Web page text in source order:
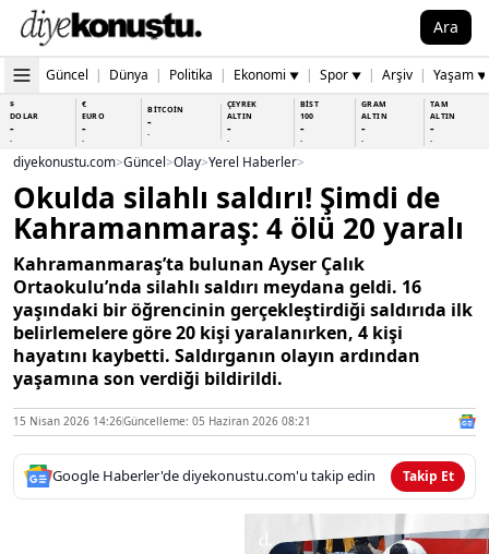
Ara
Güncel | Dünya | Politika | Ekonomi ▼ | Spor ▼ | Arşiv | Yaşam ▼
$
DOLAR
-
-
€
EURO
-
-
BİTCOİN
-
-
ÇEYREK
ALTIN
-
-
BİST
100
-
-
GRAM
ALTIN
-
-
TAM
ALTIN
-
-
diyekonustu.com>Güncel>Olay>Yerel Haberler>
Okulda silahlı saldırı! Şimdi de
Kahramanmaraş: 4 ölü 20 yaralı
Kahramanmaraş’ta bulunan Ayser Çalık
Ortaokulu’nda silahlı saldırı meydana geldi. 16
yaşındaki bir öğrencinin gerçekleştirdiği saldırıda ilk
belirlemelere göre 20 kişi yaralanırken, 4 kişi
hayatını kaybetti. Saldırganın olayın ardından
yaşamına son verdiği bildirildi.
15 Nisan 2026 14:26Güncelleme: 05 Haziran 2026 08:21
Google Haberler'de diyekonustu.com'u takip edin Takip Et